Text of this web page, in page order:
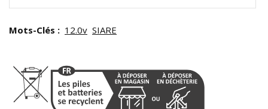
Mots-Clés : 12.0v SIARE